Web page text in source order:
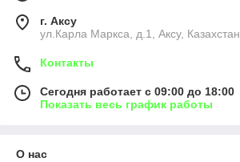
г. Аксу
ул.Карла Маркса, д.1, Аксу, Казахстан
Контакты
Сегодня работает с 09:00 до 18:00
Показать весь график работы
О нас